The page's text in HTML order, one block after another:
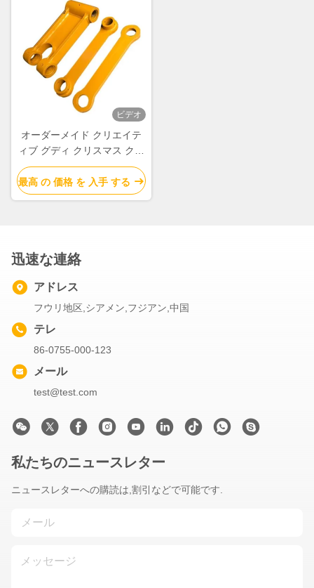
ビデオ
オーダーメイド クリエイテ
ィブ グディ クリスマス クラ
フト紙 ギフト バッグ Xmas
デコレーションパーティのた
めの自分のロゴ
最高 の 価格 を 入手 する
迅速な連絡
アドレス
フウリ地区,シアメン,フジアン,中国
テレ
86-0755-000-123
メール
test@test.com
私たちのニュースレター
ニュースレターへの購読は,割引などで可能です.